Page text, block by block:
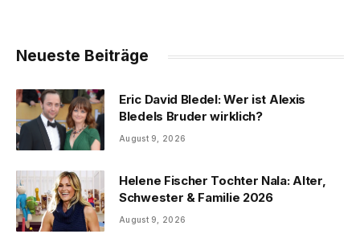
Neueste Beiträge
Eric David Bledel: Wer ist Alexis
Bledels Bruder wirklich?
August 9, 2026
Helene Fischer Tochter Nala: Alter,
Schwester & Familie 2026
August 9, 2026